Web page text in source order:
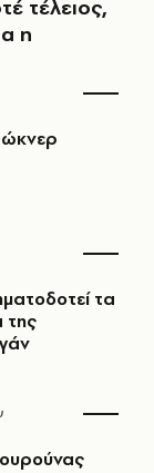
τέλειος,
η
τα
της